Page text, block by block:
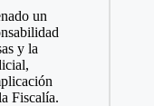
un
y la
Fiscalía.